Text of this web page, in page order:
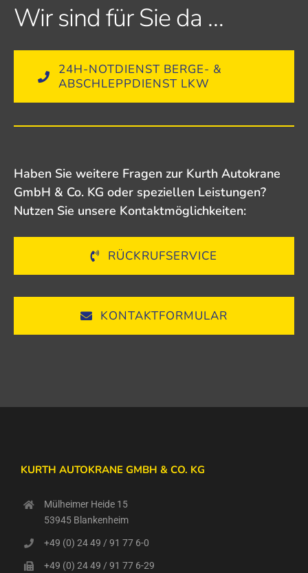
Wir sind für Sie da …
24H-NOTDIENST BERGE- &
ABSCHLEPPDIENST LKW
Haben Sie weitere Fragen zur Kurth Autokrane
GmbH & Co. KG oder speziellen Leistungen?
Nutzen Sie unsere Kontaktmöglichkeiten:
RÜCKRUFSERVICE
KONTAKTFORMULAR
KURTH AUTOKRANE GMBH & CO. KG
Mülheimer Heide 15
53945 Blankenheim
+49 (0) 24 49 / 91 77 6-0
+49 (0) 24 49 / 91 77 6-29